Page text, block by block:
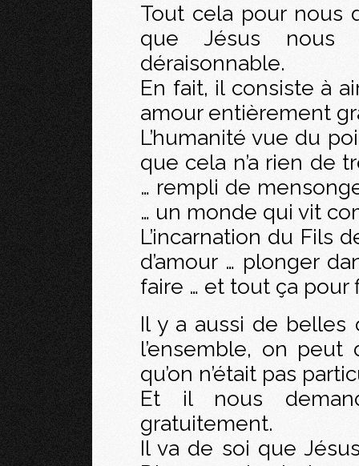
Tout cela pour nous
que Jésus nous
déraisonnable.
En fait, il consiste à
amour entièrement
L’humanité vue du
que cela n’a rien de
… rempli de
… un monde qui vit
L’incarnation du Fils
d’amour … plonger
faire … et tout ça pour
Il y a aussi de belles
l’ensemble, on peut
qu’on n’était pas
Et il nous
gratuitement.
Il va de soi que